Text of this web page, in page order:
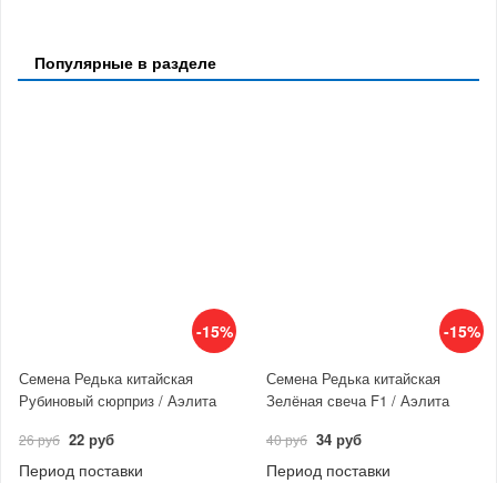
Популярные в разделе
-15%
Семена Редька китайская
Рубиновый сюрприз / Аэлита
26 руб 22 руб
Период поставки
-15%
Семена Редька китайская
Зелёная свеча F1 / Аэлита
40 руб 34 руб
Период поставки